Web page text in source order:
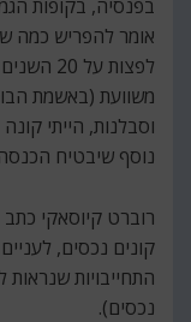
בפנסיה, בקופות
אומר להפריש כמה
לפצות
משוועת (באשמת
וסבלנות, הייתי
נוסף שיבטיח
רוברט קיוסאקי
קונים נכסים,
התחייבויות
נכסים).